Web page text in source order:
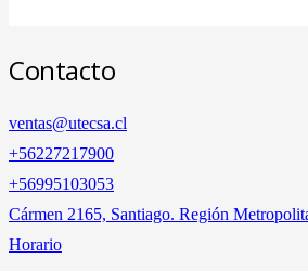
Contacto
ventas@utecsa.cl
+56227217900
‎+56995103053
Cármen 2165, Santiago. Región
Horario